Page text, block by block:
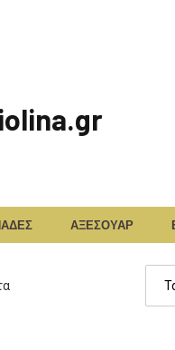
ΑΞΕΣΟΥΑΡ